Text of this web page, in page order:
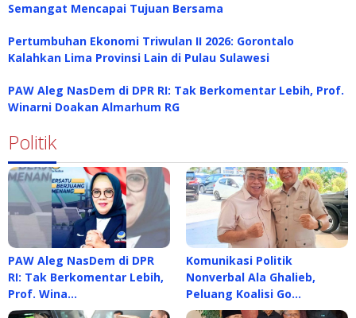
Semangat Mencapai Tujuan Bersama
Pertumbuhan Ekonomi Triwulan II 2026: Gorontalo
Kalahkan Lima Provinsi Lain di Pulau Sulawesi
PAW Aleg NasDem di DPR RI: Tak Berkomentar Lebih, Prof.
Winarni Doakan Almarhum RG
Politik
PAW Aleg NasDem di DPR
RI: Tak Berkomentar Lebih,
Prof. Wina…
Komunikasi Politik
Nonverbal Ala Ghalieb,
Peluang Koalisi Go…